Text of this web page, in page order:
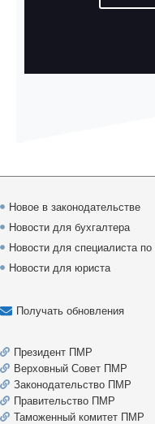
Новое в законодательстве
Новости для бухгалтера
Новости для специалиста по
Новости для юриста
Получать обновления
Президент ПМР
Верховный Совет ПМР
Законодательство ПМР
Правительство ПМР
Таможенный комитет ПМР